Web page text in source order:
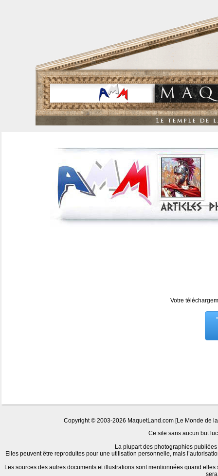
Votre
Copyright © 2003-2026 MaquetLand.com [Le Monde de
Ce site sans aucun but
La plupart des photographies
Elles peuvent être reproduites pour une utilisation personnelle, mais
Les sources des autres documents et illustrations sont mentionnées quand